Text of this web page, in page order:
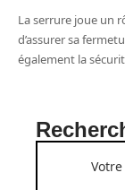
La serrure joue un
d’assurer sa
également la